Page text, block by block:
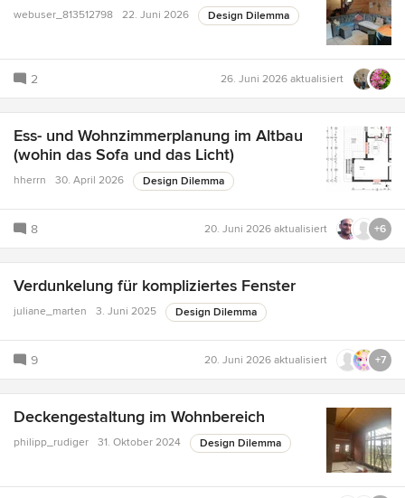
webuser_813512798 22. Juni 2026 Design Dilemma
2 26. Juni 2026 aktualisiert
Ess- und Wohnzimmerplanung im Altbau
(wohin das Sofa und das Licht)
hherrn 30. April 2026 Design Dilemma
8 20. Juni 2026 aktualisiert +6
Verdunkelung für kompliziertes Fenster
juliane_marten 3. Juni 2025 Design Dilemma
9 20. Juni 2026 aktualisiert +7
Deckengestaltung im Wohnbereich
philipp_rudiger 31. Oktober 2024 Design Dilemma